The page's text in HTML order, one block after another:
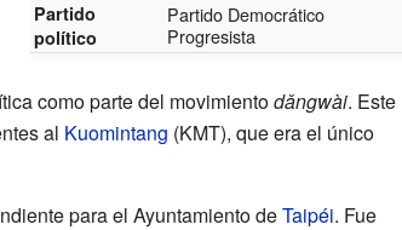
Partido
político
Partido Democrático
Progresista
como parte del movimientodǎngwài. Este
al Kuomintang (KMT), que era el único
para el Ayuntamiento deTaipéi. Fue